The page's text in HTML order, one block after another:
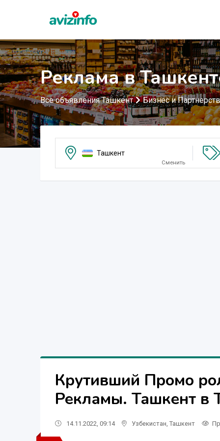
Реклама в
Все объявления Ташкент Бизнес и
Ташкент
Сменить
Крутивший Промо
Рекламы. Ташкент в
14.11.2022, 09:14 Узбекистан Ташкент